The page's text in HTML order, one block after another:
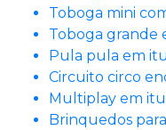
Toboga mini
Toboga grande
Pula pula em
Circuito circo
Multiplay em
Brinquedos